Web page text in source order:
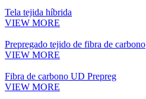
Tela tejida híbrida
VIEW MORE
Prepregado tejido de fibra de carbono
VIEW MORE
Fibra de carbono UD Prepreg
VIEW MORE